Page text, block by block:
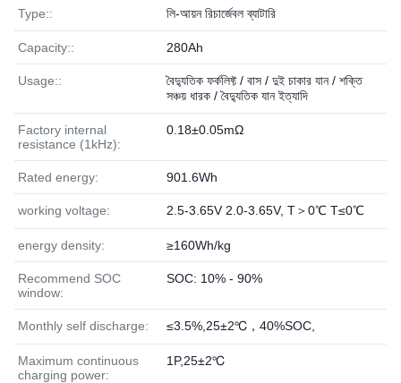
Type:: লি-আয়ন রিচার্জেবল ব্যাটারি
Capacity:: 280Ah
Usage::
বৈদ্যুতিক ফর্কলিফ্ট / বাস / দুই চাকার যান / শক্তি
সঞ্চয় ধারক / বৈদ্যুতিক যান ইত্যাদি
Factory internal
resistance (1kHz):
0.18±0.05mΩ
Rated energy: 901.6Wh
working voltage: 2.5-3.65V 2.0-3.65V, T＞0℃ T≤0℃
energy density: ≥160Wh/kg
Recommend SOC
window:
SOC: 10% - 90%
Monthly self discharge: ≤3.5%,25±2℃，40%SOC,
Maximum continuous
charging power:
1P,25±2℃